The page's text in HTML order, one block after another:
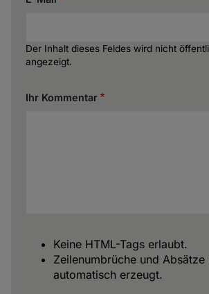
Der Inhalt dieses Feldes wird nicht
angezeigt.
Ihr Kommentar
Keine HTML-Tags erlaubt.
Zeilenumbrüche und Absätze
automatisch erzeugt.